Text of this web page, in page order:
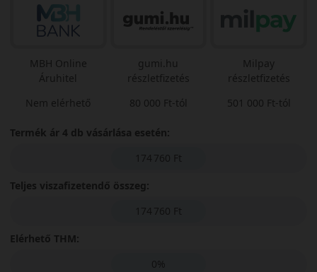
MBH Online
Áruhitel
Nem elérhető
gumi.hu
részletfizetés
80 000 Ft-tól
Milpay
részletfizetés
501 000 Ft-tól
Termék ár 4 db vásárlása esetén:
174 760 Ft
Teljes viszafizetendő összeg:
174 760 Ft
Elérhető THM:
0%